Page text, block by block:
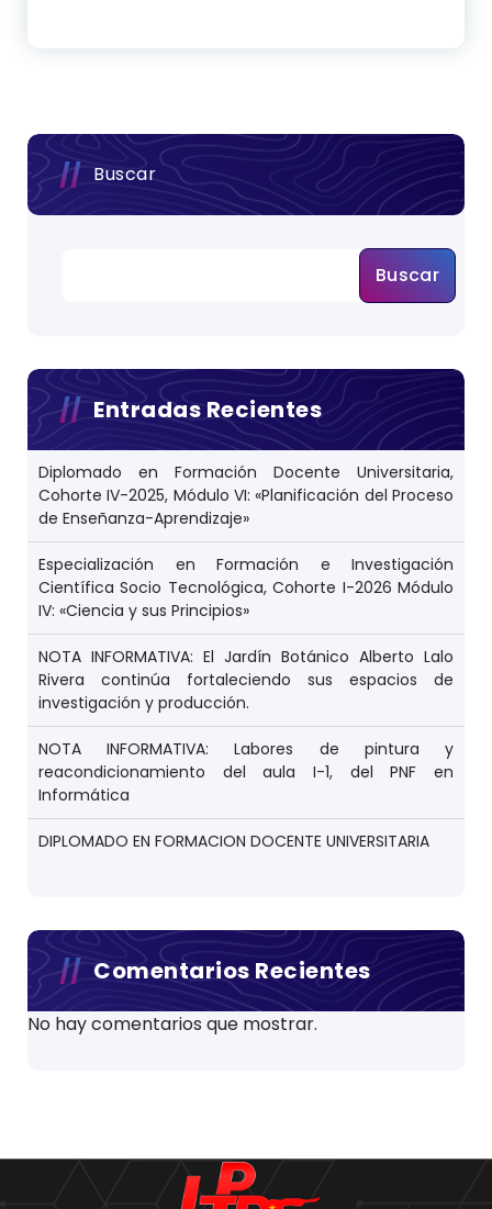
Buscar
Buscar
Entradas Recientes
Diplomado en Formación Docente Universitaria,
Cohorte IV-2025, Módulo VI: «Planificación del Proceso
de Enseñanza-Aprendizaje»
Especialización en Formación e Investigación
Científica Socio Tecnológica, Cohorte I-2026 Módulo
IV: «Ciencia y sus Principios»
NOTA INFORMATIVA: El Jardín Botánico Alberto Lalo
Rivera continúa fortaleciendo sus espacios de
investigación y producción.
NOTA INFORMATIVA: Labores de pintura y
reacondicionamiento del aula I-1, del PNF en
Informática
DIPLOMADO EN FORMACION DOCENTE UNIVERSITARIA
Comentarios Recientes
No hay comentarios que mostrar.